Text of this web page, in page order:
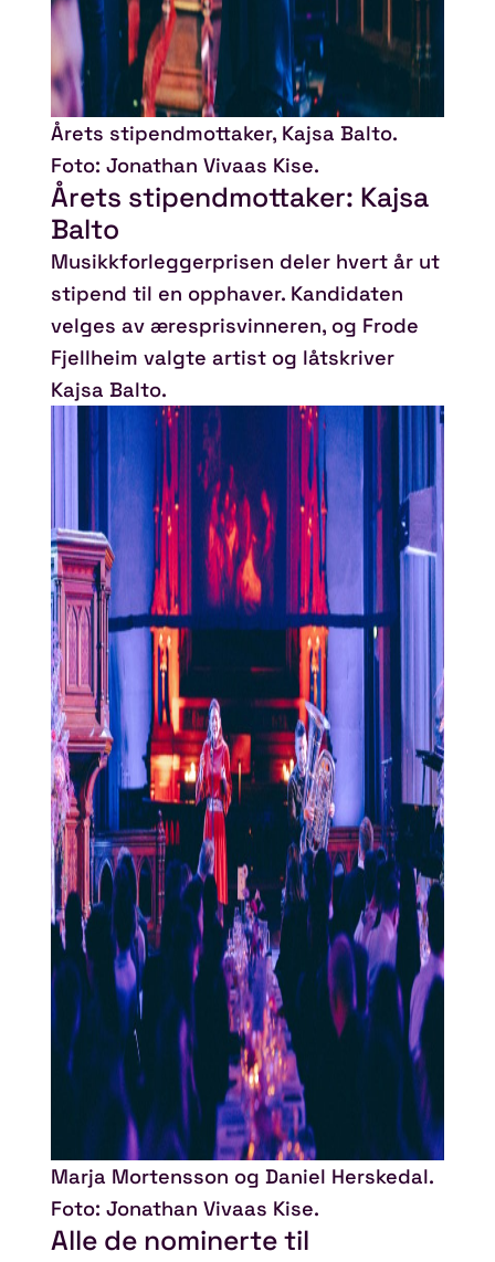
Årets stipendmottaker, Kajsa Balto.
Foto: Jonathan Vivaas Kise.
Årets stipendmottaker: Kajsa
Balto
Musikkforleggerprisen deler hvert år ut
stipend til en opphaver. Kandidaten
velges av æresprisvinneren, og Frode
Fjellheim valgte artist og låtskriver
Kajsa Balto.
Marja Mortensson og Daniel Herskedal.
Foto: Jonathan Vivaas Kise.
Alle de nominerte til